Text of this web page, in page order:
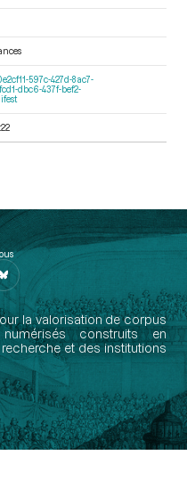
597c-427d-8ac7-
dbc6-437f-bef2-
la valorisation de corpus
construits en
et des institutions